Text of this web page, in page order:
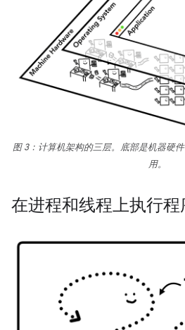
图 3：计算机架构的三层。底部是机器硬
用。
在进程和线程上执行程